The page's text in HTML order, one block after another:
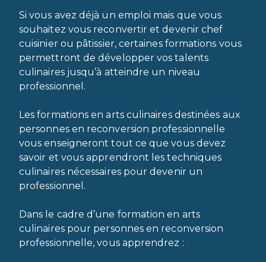
Si vous avez déjà un emploi mais que vous
souhaitez vous reconvertir et devenir chef
cuisinier ou pâtissier, certaines formations vous
permettront de développer vos talents
culinaires jusqu’à atteindre un niveau
professionnel.
Les formations en arts culinaires destinées aux
personnes en reconversion professionnelle
vous enseigneront tout ce que vous devez
savoir et vous apprendront les techniques
culinaires nécessaires pour devenir un
professionnel.
Dans le cadre d’une formation en arts
culinaires pour personnes en reconversion
professionnelle, vous apprendrez :